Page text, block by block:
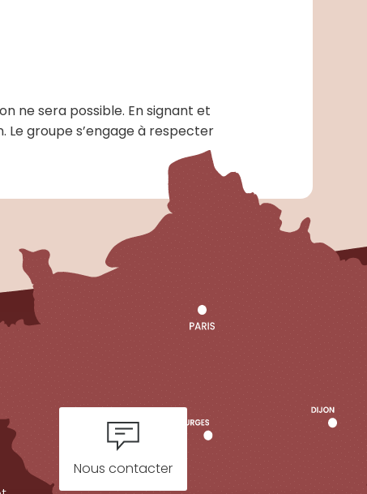
ne sera possible. En signant et
Le groupe s’engage à respecter
Nous contacter